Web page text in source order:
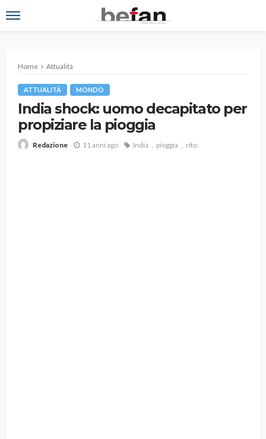
Home Attualità
ATTUALITÀ MONDO
India shock: uomo decapitato per
propiziare la pioggia
Redazione 11 anni ago India pioggia rito